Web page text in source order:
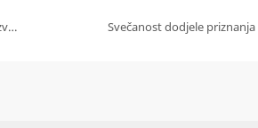
Pregled za prvi kvartal 2026.: Akumuliranje kroz promišljanje, stvaranje vrijednosti kroz izvršenje Svečanost dodjele